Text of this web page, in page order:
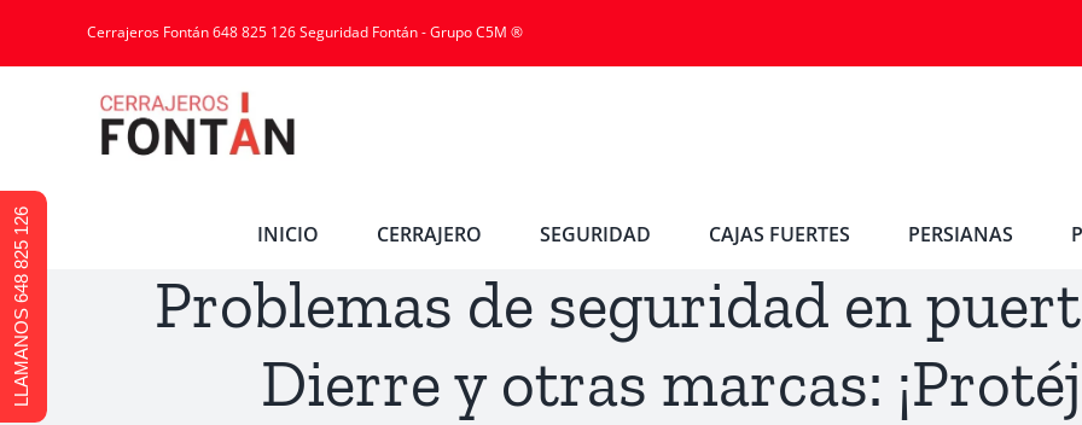
Cerrajeros Fontán 648 825 126 Seguridad Fontán - Grupo C5M ®
INICIO CERRAJERO SEGURIDAD CAJAS FUERTES PERSIANAS
Problemas de seguridad en
Dierre y otras marcas:
LLAMANOS 648 825 126